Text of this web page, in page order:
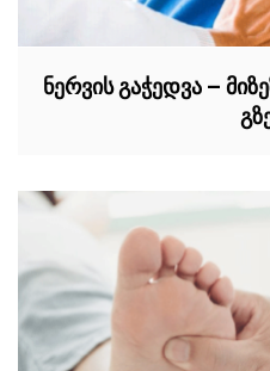
ნერვის გაჭედვა –